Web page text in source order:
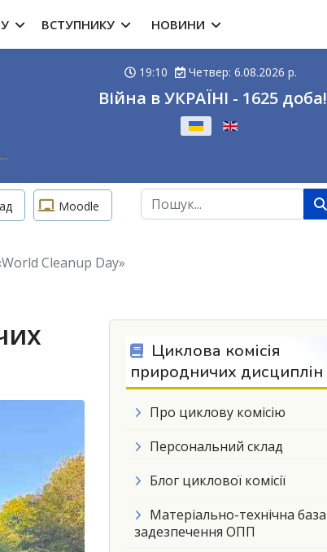
ВСТУПНИКУ НОВИНИ
19:10 Четвер: 6.08.2026 р.
Війна в УКРАЇНІ - 1625 доба!
Moodle Пошук
Cleanup Day»
Циклова комісія
природничих дисциплін
Про циклову комісію
Персональний склад
Блог циклової комісії
Матеріально-технічна база
задезпечення ОПП